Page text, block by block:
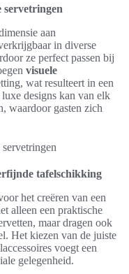
aan
in diverse
ze perfect passen bij
visuele
wat resulteert in een
designs kan van elk
waardoor gasten zich
tafelschikking
het creëren van een
alleen een praktische
maar dragen ook
Het kiezen van de juiste
voegt een
gelegenheid.